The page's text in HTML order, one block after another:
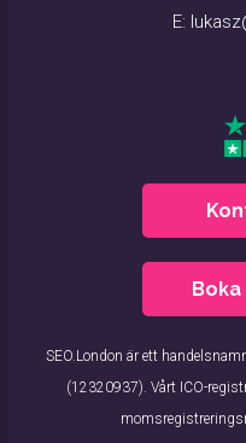
E:
SEO.London är ett
(12320937). Vårt ICO-